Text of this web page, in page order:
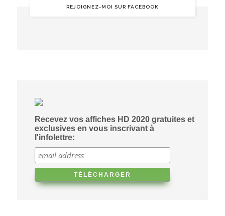
REJOIGNEZ-MOI SUR FACEBOOK
Recevez vos affiches HD 2020 gratuites et
exclusives en vous inscrivant à
l'infolettre: